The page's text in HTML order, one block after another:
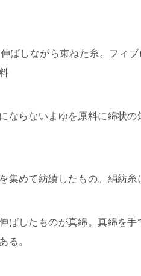
ばしながら束ねた糸。フィ
ならないまゆを原料に綿状
集めて紡績したもの。絹紡糸
ばしたものが真綿。真綿を
る。